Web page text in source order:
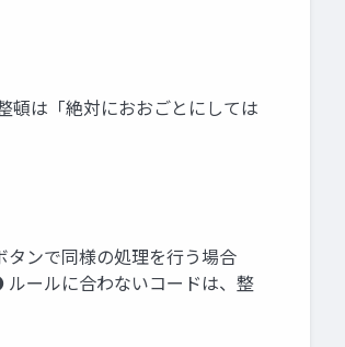
は「絶対におおごとにしては
タンで同様の処理を行う場合
ールに合わないコードは、整